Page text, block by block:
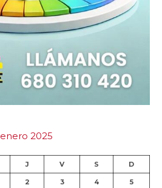
enero 2025
J V S D
2 3 4 5